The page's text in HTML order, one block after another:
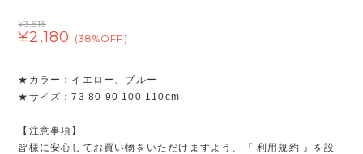
¥3,515
¥2,180 (38%OFF)
★カラー：イエロー、ブルー
★サイズ：73 80 90 100 110cm
【注意事項】
皆様に安心してお買い物をいただけますよう、『 利用規約 』を設